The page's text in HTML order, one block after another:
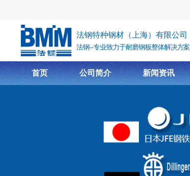
法钢特种钢材（上海）有限公司
法钢--专业致力于耐磨钢板整体解决方案
首页 公司简介 新闻资讯